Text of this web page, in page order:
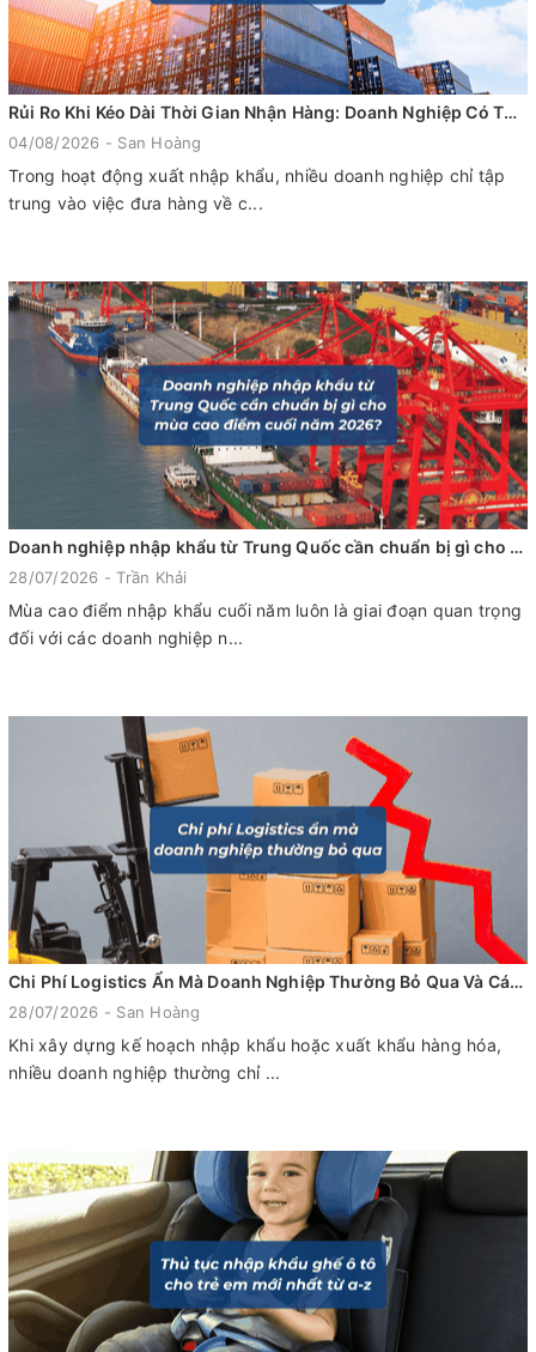
Rủi Ro Khi Kéo Dài Thời Gian Nhận Hàng: Doanh Nghiệp Có Thể Mất Nhiều Hơn Bạn Nghĩ
04/08/2026 - San Hoàng
Trong hoạt động xuất nhập khẩu, nhiều doanh nghiệp chỉ tập
trung vào việc đưa hàng về c...
Doanh nghiệp nhập khẩu từ Trung Quốc cần chuẩn bị gì cho mùa cao điểm cuối năm 2026?
28/07/2026 - Trần Khải
Mùa cao điểm nhập khẩu cuối năm luôn là giai đoạn quan trọng
đối với các doanh nghiệp n...
Chi Phí Logistics Ẩn Mà Doanh Nghiệp Thường Bỏ Qua Và Cách Tối Ưu Hiệu Quả
28/07/2026 - San Hoàng
Khi xây dựng kế hoạch nhập khẩu hoặc xuất khẩu hàng hóa,
nhiều doanh nghiệp thường chỉ ...